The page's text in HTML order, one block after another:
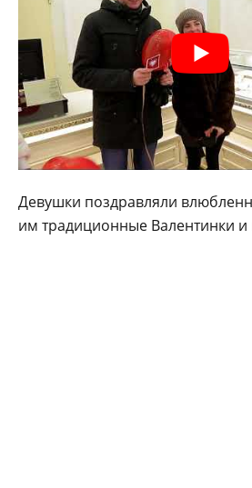
Девушки поздравляли
им традиционные Валентинки и